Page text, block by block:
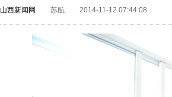
山西新闻网 苏航 2014-11-12 07:44:08